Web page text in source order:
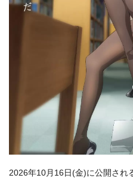
2026年10月16日(金)に公開され